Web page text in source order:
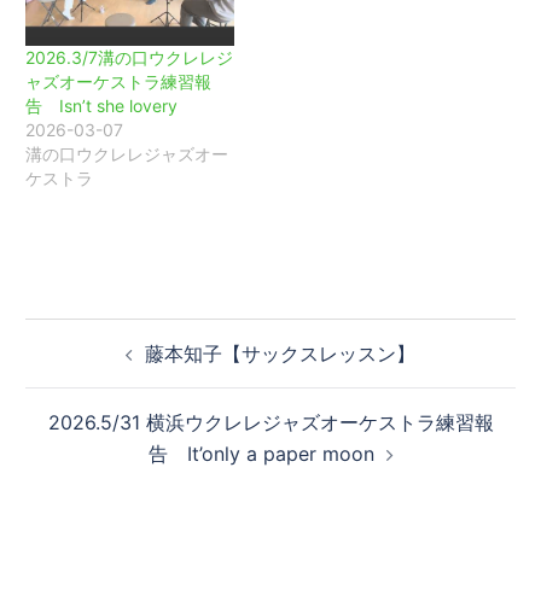
2026.3/7溝の口ウクレレジ
ャズオーケストラ練習報
告 Isn’t she lovery
2026-03-07
溝の口ウクレレジャズオー
ケストラ
ビ
藤本知子【サックスレッスン】
2026.5/31 横浜ウクレレジャズオーケストラ練習報
告 It’only a paper moon